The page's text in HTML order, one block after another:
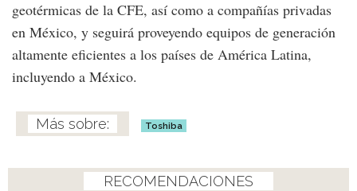
geotérmicas de la CFE, así como a compañías privadas
en México, y seguirá proveyendo equipos de generación
altamente eficientes a los países de América Latina,
incluyendo a México.
Toshiba
RECOMENDACIONES